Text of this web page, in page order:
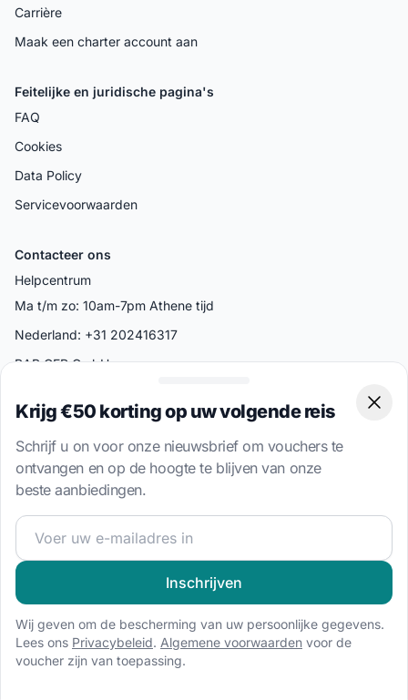
Carrière
Maak een charter account aan
Feitelijke en juridische pagina's
FAQ
Cookies
Data Policy
Servicevoorwaarden
Contacteer ons
Helpcentrum
Ma t/m zo: 10am-7pm Athene tijd
Nederland: +31 202416317
BAB GER GmbH
10117 Berlijn
Duitsland
Populaire landen
Bahamas
Griekenland
Kroatië
Britse Virgin-eilanden
Krijg €50 korting op uw volgende reis
Schrijf u on voor onze nieuwsbrief om vouchers te
ontvangen en op de hoogte te blijven van onze
beste aanbiedingen.
Word lid van onze zeilgemeenschap en ontvang
Inschrijven
Wij geven om de bescherming van uw persoonlijke gegevens.
Lees ons Privacybeleid. Algemene voorwaarden voor de
voucher zijn van toepassing.